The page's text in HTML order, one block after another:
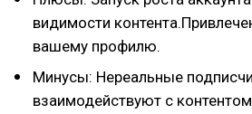
видимости
вашему профилю.
Минусы: Нереальные
взаимодействуют с